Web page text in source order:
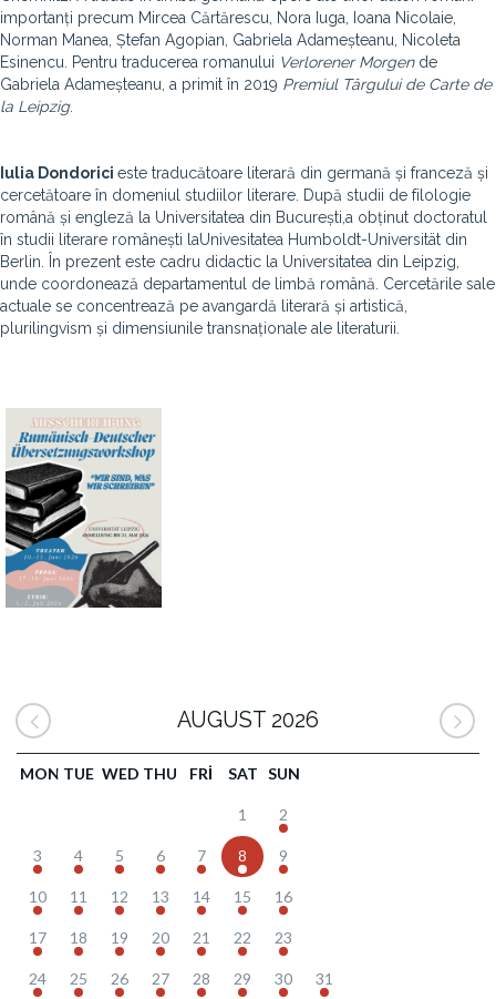
importanți precum Mircea Cărtărescu, Nora Iuga, Ioana Nicolaie,
Norman Manea, Ștefan Agopian, Gabriela Adameșteanu, Nicoleta
Esinencu. Pentru traducerea romanului Verlorener Morgende
Gabriela Adameșteanu, a primit în 2019 Premiul Târgului de Carte de
la Leipzig.
Iulia Dondorici este traducătoare literară din germană și franceză și
cercetătoare în domeniul studiilor literare. După studii de filologie
română și engleză la Universitatea din București,a obținut doctoratul
în studii literare românești laUnivesitatea Humboldt-Universität din
Berlin. În prezent este cadru didactic la Universitatea din Leipzig,
unde coordonează departamentul de limbă română. Cercetările sale
actuale se concentrează pe avangardă literară și artistică,
plurilingvism și dimensiunile transnaționale ale literaturii.
AUGUST 2026
MON TUE WED THU FRI SAT SUN
1 2
3 4 5 6 7 8 9
10 11 12 13 14 15 16
17 18 19 20 21 22 23
24 25 26 27 28 29 30 31